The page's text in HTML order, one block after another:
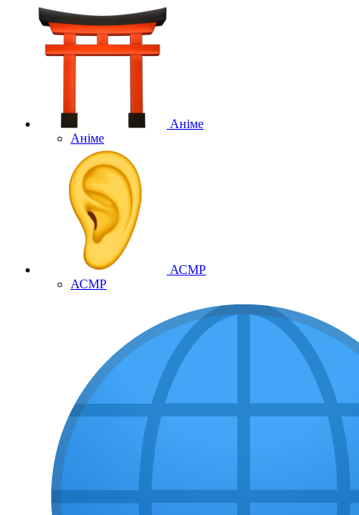
Аніме
Аніме
АСМР
АСМР